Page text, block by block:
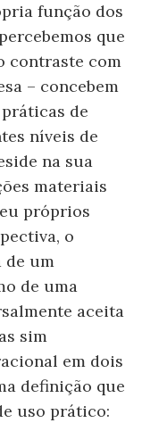
função dos
que
contraste com
– concebem
de
níveis de
na sua
materiais
próprios
o
de um
de uma
aceita
sim
em dois
definição que
uso prático: